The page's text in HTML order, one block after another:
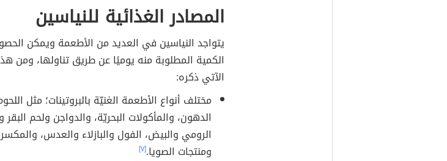
المصادر الغذائية للنياسين
يتواجد النياسين في العديد من الأطعمة ويمكن
الكمية المطلوبة منه يوميًا عن طريق تناولها، ومن
الآتي ذكره:
مختلف أنواع الأطعمة الغنيّة بالبروتينات؛ مثل
الدهون، والمأكولات البحريّة، والدواجن ولحم البقر
الرومي والبيض، الفول والبازلاء والعدس،
ومنتجات الصويا.[٧]